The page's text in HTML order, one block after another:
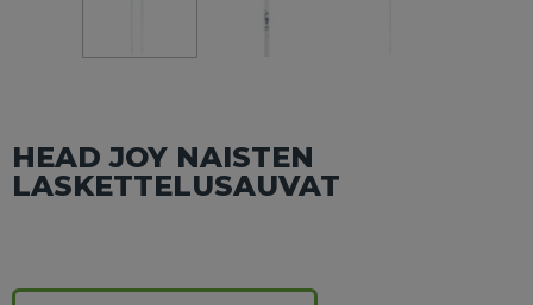
HEAD JOY NAISTEN
LASKETTELUSAUVAT